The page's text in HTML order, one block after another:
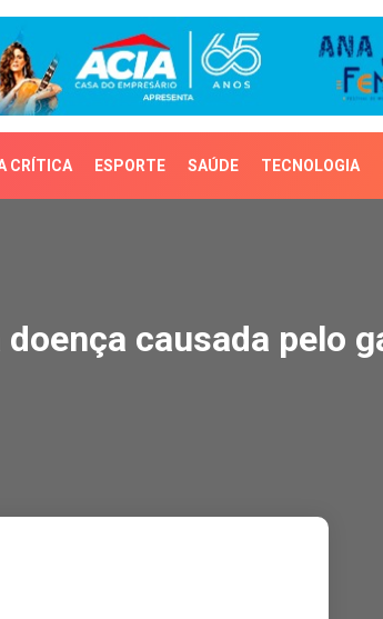
CRÍTICA ESPORTE SAÚDE TECNOLOGIA
causada pelo